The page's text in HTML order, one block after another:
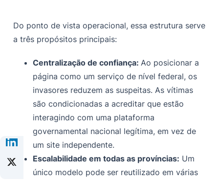
Do ponto de vista operacional, essa estrutura serve
a três propósitos principais:
Centralização de confiança: Ao posicionar a
página como um serviço de nível federal, os
invasores reduzem as suspeitas. As vítimas
são condicionadas a acreditar que estão
interagindo com uma plataforma
governamental nacional legítima, em vez de
um site independente.
Escalabilidade em todas as províncias: Um
único modelo pode ser reutilizado em várias